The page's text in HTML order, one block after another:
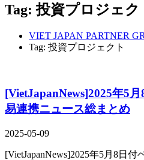
Tag: 投資プロジェク
VIET JAPAN PARTNER
Tag: 投資プロジェクト
[VietJapanNews]2025年5
易連携ニュース総まとめ
2025-05-09
[VietJapanNews]2025年5月8日